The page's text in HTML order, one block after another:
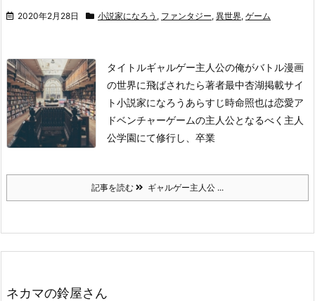
2020年2月28日 小説家になろう , ファンタジー, 異世界, ゲーム
タイトルギャルゲー主人公の俺がバトル漫画
の世界に飛ばされたら著者最中杏湖掲載サイ
ト小説家になろう あらすじ時命照也は恋愛ア
ドベンチャーゲームの主人公となるべく主人
公学園にて修行し、卒業
記事を読む ギャルゲー主人公 ...
ネカマの鈴屋さん